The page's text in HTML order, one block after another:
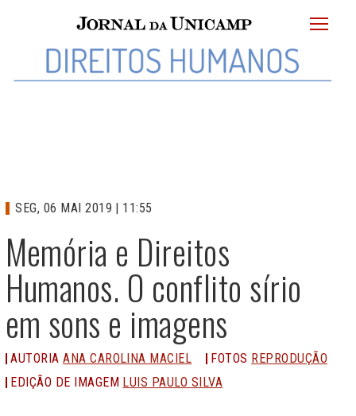
JU
Memória e Direitos
Humanos. O conflito sírio
em sons e imagens
SEG, 06 MAI 2019 | 11:55
AUTORIA ANA CAROLINA MACIEL FOTOS REPRODUÇÃO
EDIÇÃO DE IMAGEM LUIS PAULO SILVA